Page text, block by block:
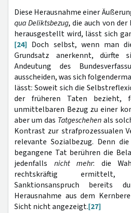
Diese Herausnahme einer
qua Deliktsbezug, die auch von
herausgestellt wird, lässt sich
[24] Doch selbst, wenn man
Grundsatz anerkennt, dürfte
Andeutung des
ausscheiden, was sich
lässt: Soweit sich die
der früheren Taten bezieht,
unmittelbaren Bezug zu einer
aber um das Tatgeschehenals
Kontrast zur strafprozessualen
relevante Sozialbezug. Denn
begangene Tat berühren die
jedenfalls nicht mehr: die
rechtskräftig
Sanktionsanspruch bereits
Herausnahme aus dem
Sicht nicht angezeigt.[27]